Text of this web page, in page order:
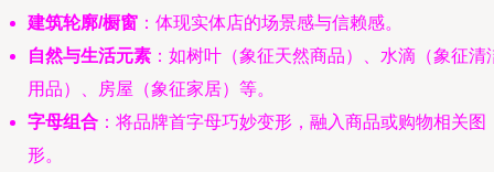
建筑轮廓/橱窗 ：体现实体店的场景感与信赖感。
自然与生活元素 ：如树叶（象征天然商品）、水滴（象征清
用品）、房屋（象征家居）等。
字母组合 ：将品牌首字母巧妙变形，融入商品或购物相关图
形。